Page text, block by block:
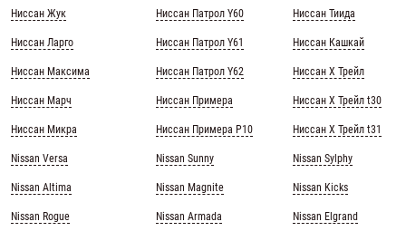
Ниссан Жук
Ниссан Ларго
Ниссан Максима
Ниссан Марч
Ниссан Микра
Nissan Versa
Nissan Altima
Nissan Rogue
Ниссан Патрол Y60
Ниссан Патрол Y61
Ниссан Патрол Y62
Ниссан Примера
Ниссан Примера Р10
Nissan Sunny
Nissan Magnite
Nissan Armada
Ниссан Тиида
Ниссан Кашкай
Ниссан Х Трейл
Ниссан Х Трейл t30
Ниссан Х Трейл t31
Nissan Sylphy
Nissan Kicks
Nissan Elgrand